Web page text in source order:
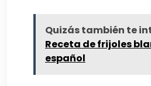
Quizás también te
Receta de frijoles
español